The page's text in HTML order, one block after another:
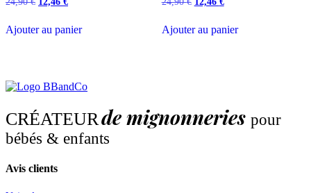
était :
actuel
est :
Ajouter au panier
était :
actuel
est :
Ajouter au panier
CRÉATEURde mignonneries pour
bébés & enfants
Avis clients